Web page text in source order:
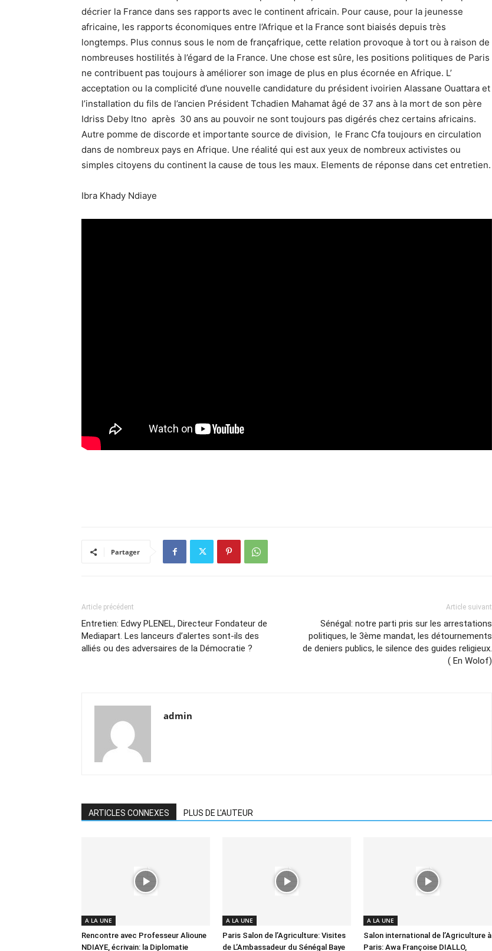
décrier la France dans ses rapports avec le continent africain. Pour cause, pour la jeunesse
africaine, les rapports économiques entre l’Afrique et la France sont biaisés depuis très
longtemps. Plus connus sous le nom de françafrique, cette relation provoque à tort ou à raison de
nombreuses hostilités à l’égard de la France. Une chose est sûre, les positions politiques de Paris
ne contribuent pas toujours à améliorer son image de plus en plus écornée en Afrique. L’
acceptation ou la complicité d’une nouvelle candidature du président ivoirien Alassane Ouattara et
l’installation du fils de l’ancien Président Tchadien Mahamat âgé de 37 ans à la mort de son père
Idriss Deby Itno après 30 ans au pouvoir ne sont toujours pas digérés chez certains africains.
Autre pomme de discorde et importante source de division, le Franc Cfa toujours en circulation
dans de nombreux pays en Afrique. Une réalité qui est aux yeux de nombreux activistes ou
simples citoyens du continent la cause de tous les maux. Elements de réponse dans cet entretien.
Ibra Khady Ndiaye
Partager
Article précédent
Entretien: Edwy PLENEL, Directeur Fondateur de
Mediapart. Les lanceurs d’alertes sont-ils des
alliés ou des adversaires de la Démocratie ?
Article suivant
Sénégal: notre parti pris sur les arrestations
politiques, le 3ème mandat, les détournements
de deniers publics, le silence des guides religieux.
( En Wolof)
admin
ARTICLES CONNEXES PLUS DE L'AUTEUR
A LA UNE
Rencontre avec Professeur Alioune
NDIAYE, écrivain: la Diplomatie
A LA UNE
Paris Salon de l’Agriculture: Visites
de L’Ambassadeur du Sénégal Baye
A LA UNE
Salon international de l’Agriculture à
Paris: Awa Françoise DIALLO,